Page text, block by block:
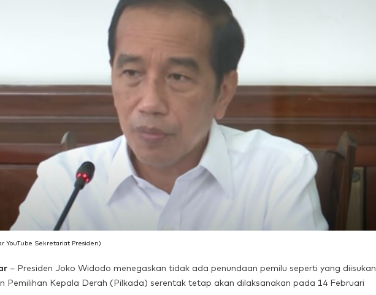
YouTube Sekretariat Presiden)
– Presiden Joko Widodo menegaskan tidak ada penundaan pemilu seperti yang
Pemilihan Kepala Derah (Pilkada) serentak tetap akan dilaksanakan pada 14 Februari